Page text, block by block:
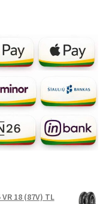
18 (87V) TL